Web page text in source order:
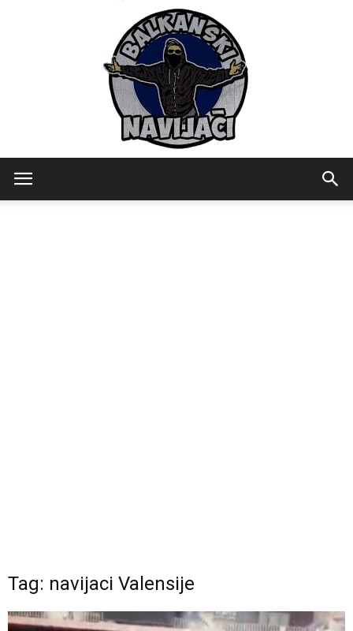
Tag: navijaci Valensije